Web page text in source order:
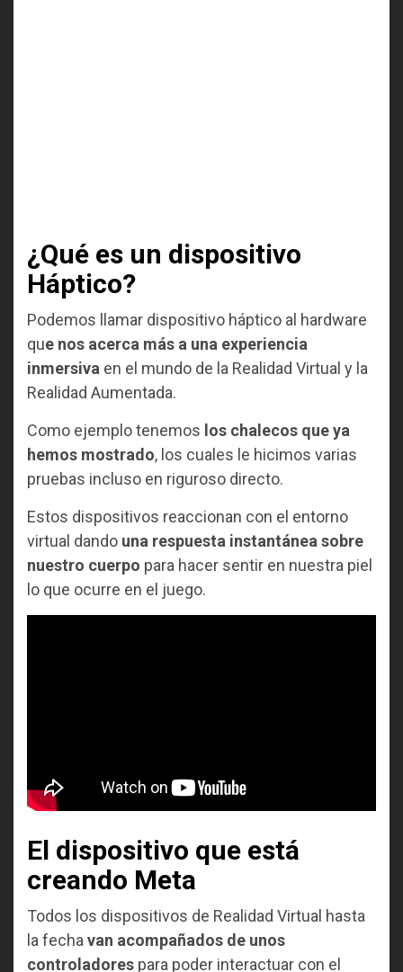
¿Qué es un dispositivo
Háptico?
Podemos llamar dispositivo háptico al hardware
que nos acerca más a una experiencia
inmersiva en el mundo de la Realidad Virtual y la
Realidad Aumentada.
Como ejemplo tenemos los chalecos que ya
hemos mostrado, los cuales le hicimos varias
pruebas incluso en riguroso directo.
Estos dispositivos reaccionan con el entorno
virtual dando una respuesta instantánea sobre
nuestro cuerpo para hacer sentir en nuestra piel
lo que ocurre en el juego.
El dispositivo que está
creando Meta
Todos los dispositivos de Realidad Virtual hasta
la fechavan acompañados de unos
controladores para poder interactuar con el